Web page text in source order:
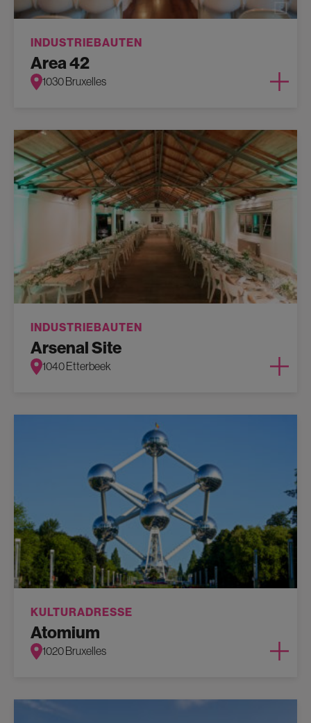
INDUSTRIEBAUTEN
Area 42
1030 Bruxelles
INDUSTRIEBAUTEN
Arsenal Site
1040 Etterbeek
KULTURADRESSE
Atomium
1020 Bruxelles